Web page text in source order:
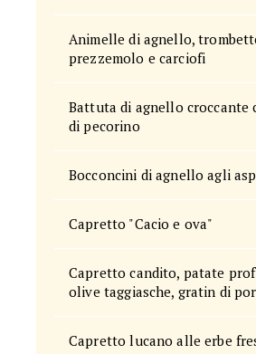
Animelle di agnello,
prezzemolo e carciofi
Battuta di agnello croccante
di pecorino
Bocconcini di agnello agli
Capretto "Cacio e ova"
Capretto candito, patate
olive taggiasche, gratin di
Capretto lucano alle erbe